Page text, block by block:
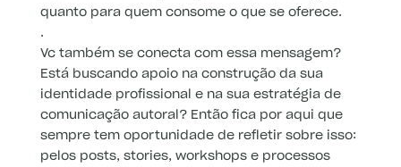
quanto para quem consome o que se oferece.
.
Vc também se conecta com essa mensagem?
Está buscando apoio na construção da sua
identidade profissional e na sua estratégia de
comunicação autoral? Então fica por aqui que
sempre tem oportunidade de refletir sobre isso:
pelos posts, stories, workshops e processos